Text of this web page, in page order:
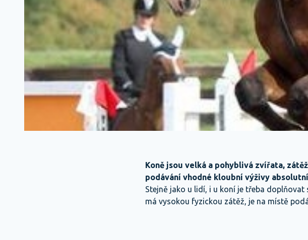
Koně jsou velká a pohyblivá zvířata,
podávání vhodné kloubní výživy
Stejně jako u lidí, i u koní je třeba
má vysokou fyzickou zátěž, je na místě